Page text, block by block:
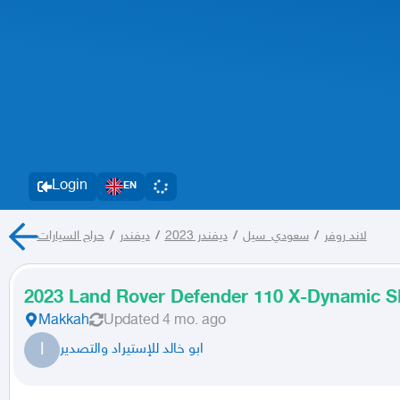
Login EN
لاند روفر / سعودي_سيل / ديفندر 2023 / ديفندر / حراج السيارات
2023 Land Rover Defender 110 X-Dynamic
Makkah Updated 4 mo. ago
ا ابو خالد للإستيراد والتصدير